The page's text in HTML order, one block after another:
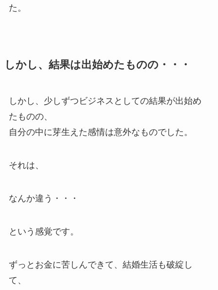
た。
しかし、結果は出始めたものの・・・
しかし、少しずつビジネスとしての結果が出始め
たものの、
自分の中に芽生えた感情は意外なものでした。
それは、
なんか違う・・・
という感覚です。
ずっとお金に苦しんできて、結婚生活も破綻し
て、